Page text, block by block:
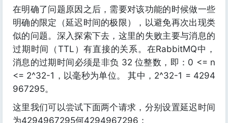
在明确了问题原因之后，需要对该功能的时候做一些
明确的限定（延迟时间的极限），以避免再次出现类
似的问题。深入探索下去，这里的失败主要与消息的
过期时间（TTL）有直接的关系。在RabbitMQ中，
消息的过期时间必须是非负 32 位整数，即：0 <= n
<= 2^32-1，以毫秒为单位。 其中，2^32-1 = 4294
967295。
这里我们可以尝试下面两个请求，分别设置延迟时间
为4294967295何4294967296：